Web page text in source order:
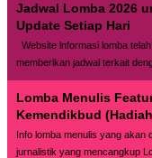
Jadwal Lomba 2026
Update Setiap Hari
Website lnformasi lomba
memberikan jadwal terkait
Lomba Menulis
Kemendikbud
Info lomba menulis yang akan
jurnalistik yang mencangkup